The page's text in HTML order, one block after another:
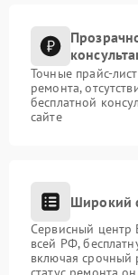
Точные прайс-
ремонта,
бесплатной
сайте
Широкий
Сервисный центр
всей РФ,
включая срочный